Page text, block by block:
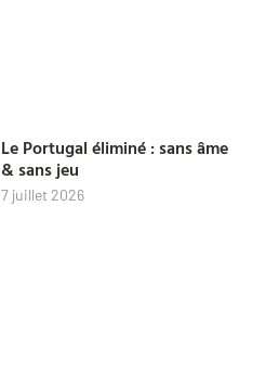
Le Portugal éliminé : sans âme
& sans jeu
7 juillet 2026